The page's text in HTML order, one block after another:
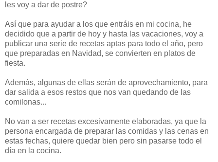
les voy a dar de postre?
Así que para ayudar a los que entráis en mi cocina, he
decidido que a partir de hoy y hasta las vacaciones, voy a
publicar una serie de recetas aptas para todo el año, pero
que preparadas en Navidad, se convierten en platos de
fiesta.
Además, algunas de ellas serán de aprovechamiento, para
dar salida a esos restos que nos van quedando de las
comilonas...
No van a ser recetas excesivamente elaboradas, ya que la
persona encargada de preparar las comidas y las cenas en
estas fechas, quiere quedar bien pero sin pasarse todo el
día en la cocina.